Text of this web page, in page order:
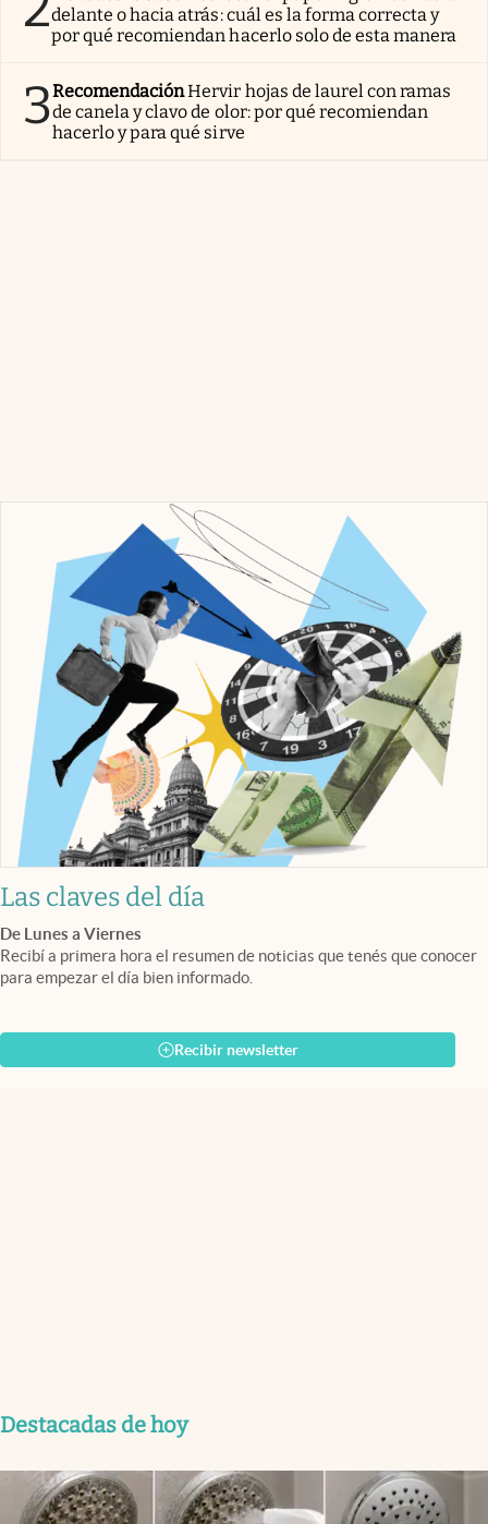
delante o hacia atrás: cuál es la forma correcta y
por qué recomiendan hacerlo solo de esta manera
3RecomendaciónHervir hojas de laurel con ramas
de canela y clavo de olor: por qué recomiendan
hacerlo y para qué sirve
Las claves del día
De Lunes a Viernes
Recibí a primera hora el resumen de noticias que tenés que conocer
para empezar el día bien informado.
Recibir newsletter
Destacadas de hoy